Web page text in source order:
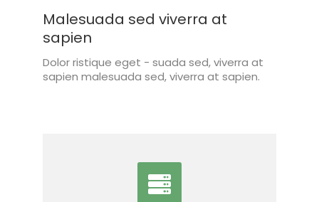
Malesuada sed viverra at
sapien
Dolor ristique eget - suada sed, viverra at
sapien malesuada sed, viverra at sapien.